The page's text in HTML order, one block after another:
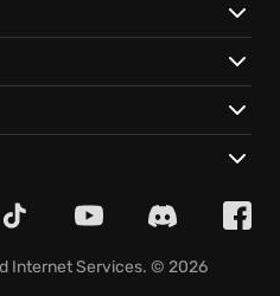
Internet Services. © 2026